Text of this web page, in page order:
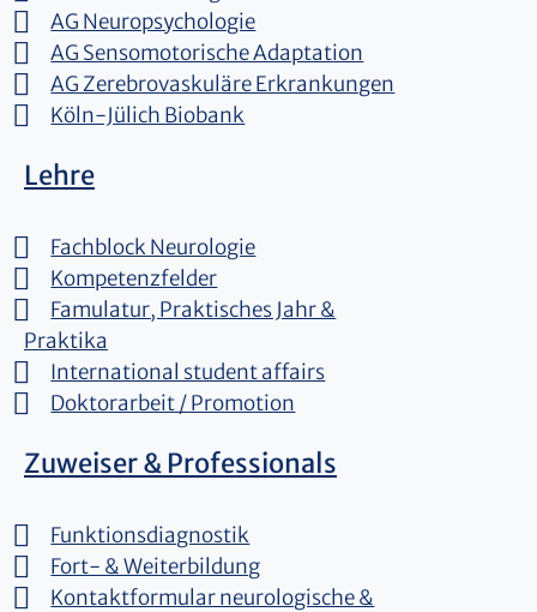
AG Neuropsychologie
AG Sensomotorische Adaptation
AG Zerebrovaskuläre Erkrankungen
Köln-Jülich Biobank
Lehre
Fachblock Neurologie
Kompetenzfelder
Famulatur, Praktisches Jahr &
Praktika
International student affairs
Doktorarbeit / Promotion
Zuweiser & Professionals
Funktionsdiagnostik
Fort- & Weiterbildung
Kontaktformular neurologische &